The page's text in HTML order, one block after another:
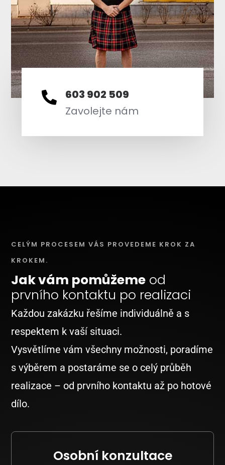

603 902 509
Zavolejte nám
CELÝM PROCESEM VÁS PROVEDEME KROK ZA
KROKEM.
Jak vám pomůžeme od
prvního kontaktu po realizaci
Každou zakázku řešíme individuálně a s
respektem k vaší situaci.
Vysvětlíme vám všechny možnosti, poradíme
s výběrem a postaráme se o celý průběh
realizace – od prvního kontaktu až po hotové
dílo.
Osobní konzultace